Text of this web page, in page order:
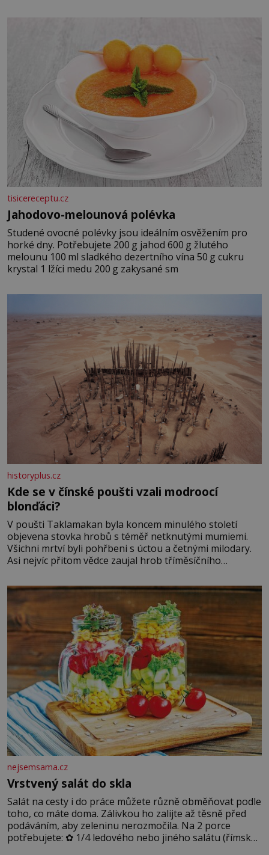
tisicereceptu.cz
Jahodovo-melounová polévka
Studené ovocné polévky jsou ideálním osvěžením pro
horké dny. Potřebujete 200 g jahod 600 g žlutého
melounu 100 ml sladkého dezertního vína 50 g cukru
krystal 1 lžíci medu 200 g zakysané sm
historyplus.cz
Kde se v čínské poušti vzali modroocí
blonďáci?
V poušti Taklamakan byla koncem minulého století
objevena stovka hrobů s téměř netknutými mumiemi.
Všichni mrtví byli pohřbeni s úctou a četnými milodary.
Asi nejvíc přitom vědce zaujal hrob tříměsíčního
blonďaté vlásky. Fakt, že jsou těla dávných lidí nesmírně
dobře zachovalá, přičítají odborníci zdejším klimatickým
podmínkám. Sucho, prosolené písky a extrémně
nejsemsama.cz
Vrstvený salát do skla
Salát na cesty i do práce můžete různě obměňovat podle
toho, co máte doma. Zálivkou ho zalijte až těsně před
podáváním, aby zeleninu nerozmočila. Na 2 porce
potřebujete: ✿ 1/4 ledového nebo jiného salátu (římský